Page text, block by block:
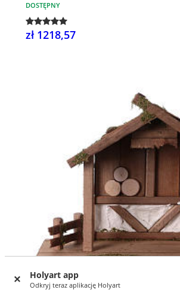
Holyart app
Odkryj teraz aplikację Holyart
DOSTĘPNY
zł 1218,57